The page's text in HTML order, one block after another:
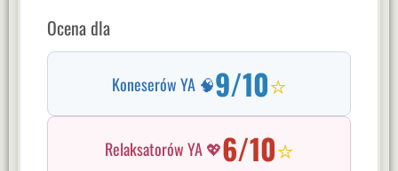
Ocena dla
Koneserów YA 🧠9/10⭐
Relaksatorów YA 💖6/10⭐